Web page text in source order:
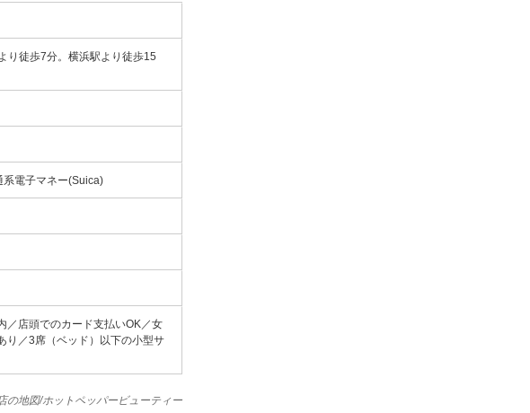
り徒歩7分。横浜駅より徒歩15
系電子マネー(Suica)
／店頭でのカード支払いOK／女
り／3席（ベッド）以下の小型サ
の地図/ホットペッパービューティー